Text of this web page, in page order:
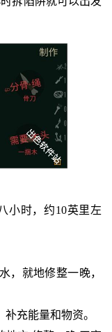
小时，约10英里左
，就地修整一晚，
充能量和物资。